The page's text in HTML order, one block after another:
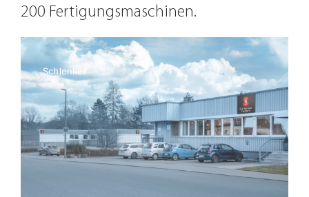
200 Fertigungsmaschinen.
Schlenker